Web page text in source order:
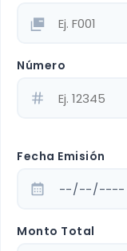
Número
Fecha Emisión
Monto Total